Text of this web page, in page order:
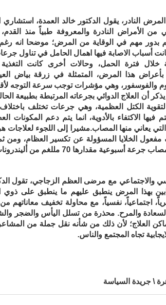
النادر، يقول الدكتور خالد العمدة،
الأمراض النادرة والمعروفة طبياً منذ القدم،
بدور مهم في الوقاية من المرض؛ موضحا انه
أسباب الاصابة فيها اهمال الحامل في تناول
خلال فترة الحمل، وحالات أخرى كانت
هذا المرض، المتمثلة في زرقة بياض
والفوسفور، وهي مؤشرات توجب سرعة التوجه
أن العلاج الدوائي بجرعاته المرتبطة بطبيعة
الكتل العظمية، وهي جرعات تختلف باختلاف
فيها الاكتفاء بالأدوية، انما يتم دعم
يعاني منها المصاب.مشيرا إلى اللجوء لعلاجات
الخلايا المسؤولة عن تكسير العظام، ومن
70 مللغم من أليندرونات الصوديوم بشروط طبية خاصة.
مع مرضى العظم الزجاجي، تقول
بهذا المرض ينطبق عليهم ما ينطبق على
اجتماعياً، نفسياً، مع محاولة تخفيف معاناتهم
والمرح. محذرة من تسلل اليأس والضجر
العلاج؛ لأن ذلك من شأنه نقل جملة من
تجاه المجتمع والناس.
\ جريدة السياسة